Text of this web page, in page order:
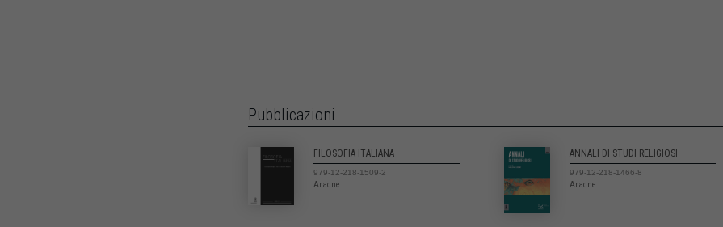
Pubblicazioni
FILOSOFIA ITALIANA
979-12-218-1509-2
Aracne
ANNALI DI STUDI RELIGIOSI
979-12-218-1466-8
Aracne